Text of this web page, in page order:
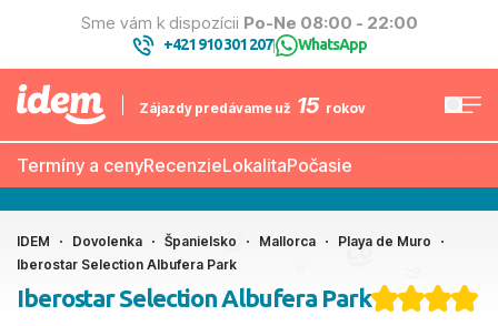
Sme vám k dispozícii Po-Ne 08:00 - 22:00
+421 910 301 207| WhatsApp
Zájazdy predávame už 15 rokov
Termíny a cenyRecenzieLokalitaPočasie
IDEM Dovolenka Španielsko Mallorca
Playa de Muro
Iberostar Selection Albufera Park
Iberostar Selection Albufera Park